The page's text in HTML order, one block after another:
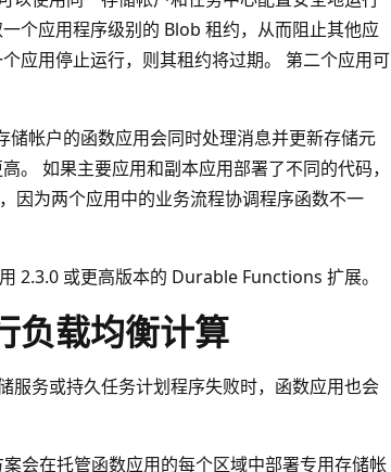
个应用程序级别的 Blob 租约，从而阻止其他应
应用停止运行，则其租约将过期。 第二个应用可
帐户的函数应用会同时处理消息并更新存储元
。 如果主要应用和副本应用部署了不同的代码，
因为两个应用中的业务流程协调程序函数不一
2.3.0 或更高版本的 Durable Functions 扩展。
负载均衡计算
服务或持久任务计划程序失败时，函数应用也会
会在托管函数应用的每个区域中部署专用存储帐